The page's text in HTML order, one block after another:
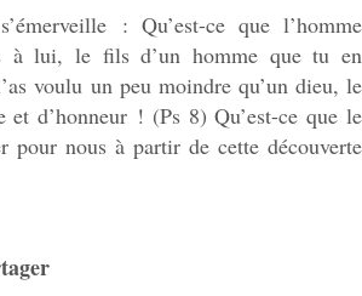
: Qu’est-ce que l’homme
à lui, le fils d’un homme que tu en
voulu un peu moindre qu’un dieu, le
et d’honneur ! (Ps 8) Qu’est-ce que le
pour nous à partir de cette découverte